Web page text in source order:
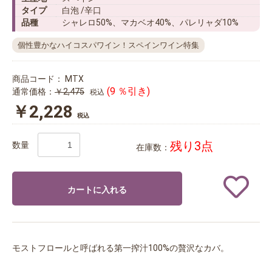
タイプ
白泡 /辛口
品種
シャレロ50%、マカベオ40%、パレリャダ10%
個性豊かなハイコスパワイン！スペインワイン特集
商品コード：
MTX
通常価格： ￥2,475 税込 (9 ％引き)
￥2,228 税込
数量 在庫数： 残り3点
カートに入れる
モストフロールと呼ばれる第一搾汁100%の贅沢なカバ。